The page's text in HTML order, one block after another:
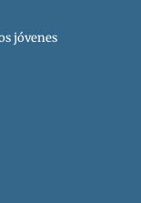
jóvenes